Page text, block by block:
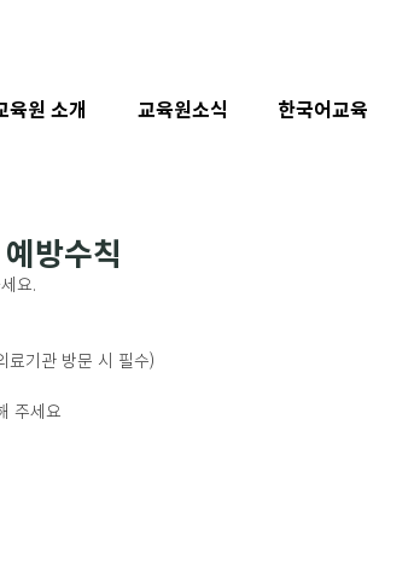
방수칙
요.
료기관 방문 시 필수)
주세요
육원 소개 교육원소식 한국어교육